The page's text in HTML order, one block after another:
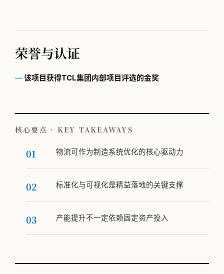
荣誉与认证
该项目获得TCL集团内部项目评选的金奖
核心要点 · KEY TAKEAWAYS
物流可作为制造系统优化的核心驱动力
标准化与可视化是精益落地的关键支撑
产能提升不一定依赖固定资产投入